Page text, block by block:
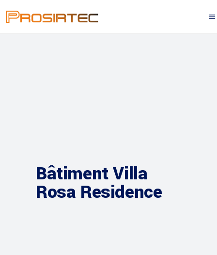
Bâtiment Villa
Rosa Residence